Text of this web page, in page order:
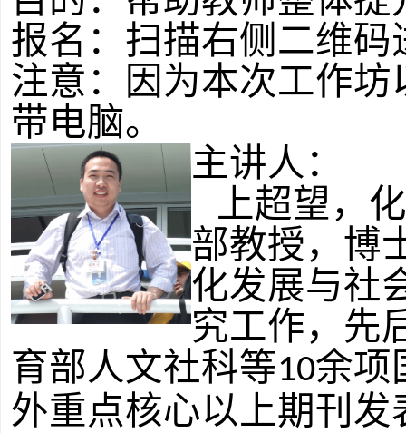
报名：扫描右侧二维码
注意：因为本次工作
带电脑。
主讲人：
上超望，
部教授，博
化发展与社
究工作，先
育部人文社科等10余项
外重点核心以上期刊发